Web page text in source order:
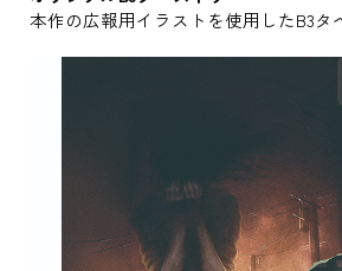
本作の広報用イラストを使用したB3タ